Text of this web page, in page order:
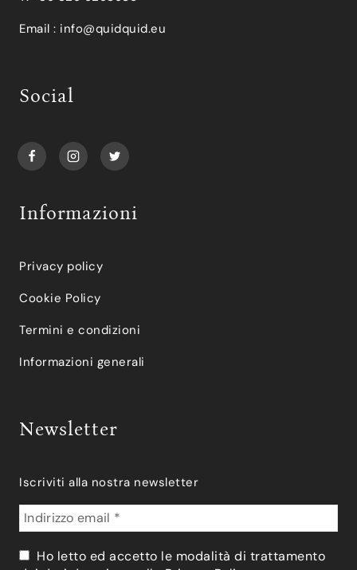
Email : info@quidquid.eu
Social
Informazioni
Privacy policy
Cookie Policy
Termini e condizioni
Informazioni generali
Newsletter
Iscriviti alla nostra newsletter
Ho letto ed accetto le modalità di trattamento